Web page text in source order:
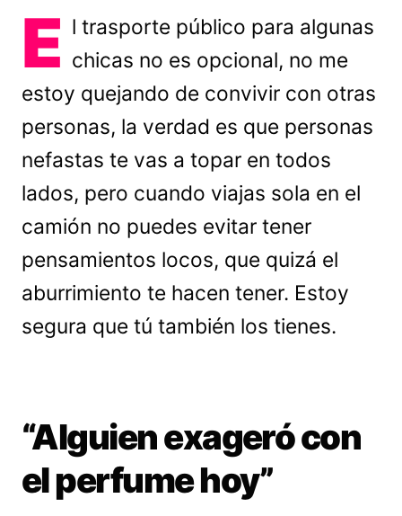
E l trasporte público para algunas
chicas no es opcional, no me
estoy quejando de convivir con otras
personas, la verdad es que personas
nefastas te vas a topar en todos
lados, pero cuando viajas sola en el
camión no puedes evitar tener
pensamientos locos, que quizá el
aburrimiento te hacen tener. Estoy
segura que tú también los tienes.
“Alguien exageró con
el perfume hoy”